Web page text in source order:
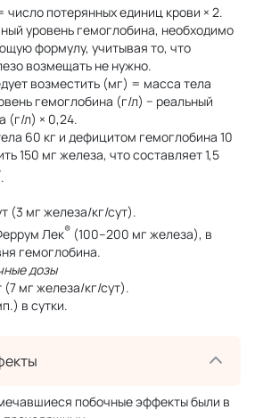
число потерянных единиц крови × 2.
уровень гемоглобина, необходимо
формулу, учитывая то, что
возмещать не нужно.
возместить (мг) = масса тела
гемоглобина (г/л) − реальный
(г/л) × 0,24.
60 кг и дефицитом гемоглобина 10
150 мг железа, что составляет 1,5
.
(3 мг железа/кг/сут).
Лек® (100–200 мг железа), в
гемоглобина.
дозы
мг железа/кг/сут).
в сутки.
побочные эффекты были в